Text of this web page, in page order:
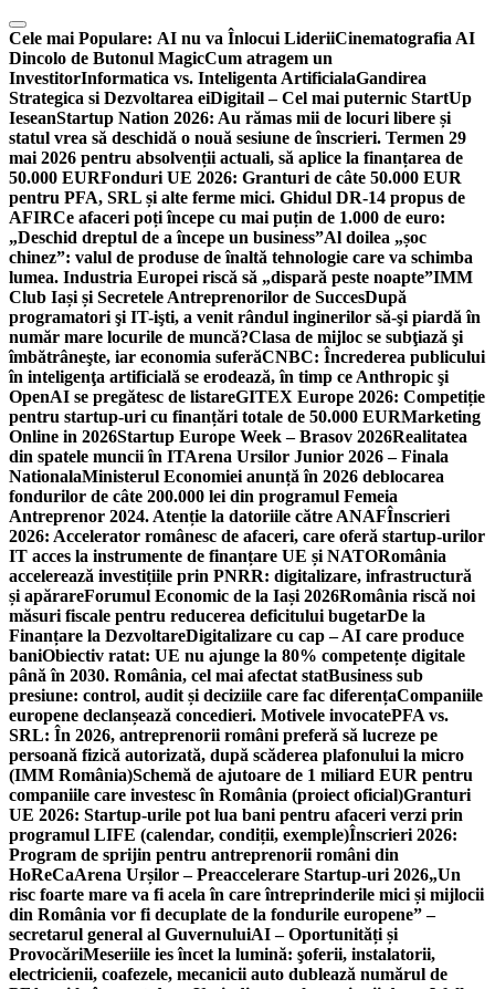
Skip
to
content
Cele mai Populare: AI nu va Înlocui LideriiCinematografia AI
Dincolo de Butonul MagicCum atragem un
InvestitorInformatica vs. Inteligenta ArtificialaGandirea
Strategica si Dezvoltarea eiDigitail – Cel mai puternic StartUp
IeseanStartup Nation 2026: Au rămas mii de locuri libere și
statul vrea să deschidă o nouă sesiune de înscrieri. Termen 29
mai 2026 pentru absolvenții actuali, să aplice la finanțarea de
50.000 EURFonduri UE 2026: Granturi de câte 50.000 EUR
pentru PFA, SRL și alte ferme mici. Ghidul DR-14 propus de
AFIRCe afaceri poți începe cu mai puțin de 1.000 de euro:
„Deschid dreptul de a începe un business”Al doilea „șoc
chinez”: valul de produse de înaltă tehnologie care va schimba
lumea. Industria Europei riscă să „dispară peste noapte”IMM
Club Iași și Secretele Antreprenorilor de SuccesDupă
programatori şi IT-işti, a venit rândul inginerilor să-şi piardă în
număr mare locurile de muncă?Clasa de mijloc se subţiază şi
îmbătrâneşte, iar economia suferăCNBC: Încrederea publicului
în inteligenţa artificială se erodează, în timp ce Anthropic şi
OpenAI se pregătesc de listareGITEX Europe 2026: Competiție
pentru startup-uri cu finanțări totale de 50.000 EURMarketing
Online in 2026Startup Europe Week – Brasov 2026Realitatea
din spatele muncii în ITArena Ursilor Junior 2026 – Finala
NationalaMinisterul Economiei anunță în 2026 deblocarea
fondurilor de câte 200.000 lei din programul Femeia
Antreprenor 2024. Atenție la datoriile către ANAFÎnscrieri
2026: Accelerator românesc de afaceri, care oferă startup-urilor
IT acces la instrumente de finanțare UE și NATORomânia
accelerează investițiile prin PNRR: digitalizare, infrastructură
și apărareForumul Economic de la Iași 2026România riscă noi
măsuri fiscale pentru reducerea deficitului bugetarDe la
Finanțare la DezvoltareDigitalizare cu cap – AI care produce
baniObiectiv ratat: UE nu ajunge la 80% competențe digitale
până în 2030. România, cel mai afectat statBusiness sub
presiune: control, audit și deciziile care fac diferențaCompaniile
europene declanșează concedieri. Motivele invocatePFA vs.
SRL: În 2026, antreprenorii români preferă să lucreze pe
persoană fizică autorizată, după scăderea plafonului la micro
(IMM România)Schemă de ajutoare de 1 miliard EUR pentru
companiile care investesc în România (proiect oficial)Granturi
UE 2026: Startup-urile pot lua bani pentru afaceri verzi prin
programul LIFE (calendar, condiții, exemple)Înscrieri 2026:
Program de sprijin pentru antreprenorii români din
HoReCaArena Urșilor – Preaccelerare Startup-uri 2026„Un
risc foarte mare va fi acela în care întreprinderile mici și mijlocii
din România vor fi decuplate de la fondurile europene” –
secretarul general al GuvernuluiAI – Oportunități și
ProvocăriMeseriile ies încet la lumină: şoferii, instalatorii,
electricienii, coafezele, mecanicii auto dublează numărul de